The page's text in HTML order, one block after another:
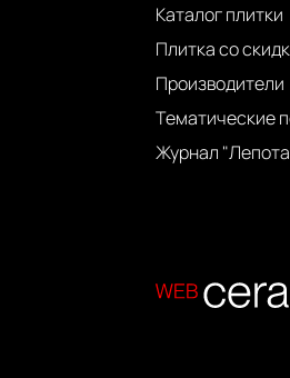
Каталог плитки
Плитка со
Производители
Тематические
Журнал